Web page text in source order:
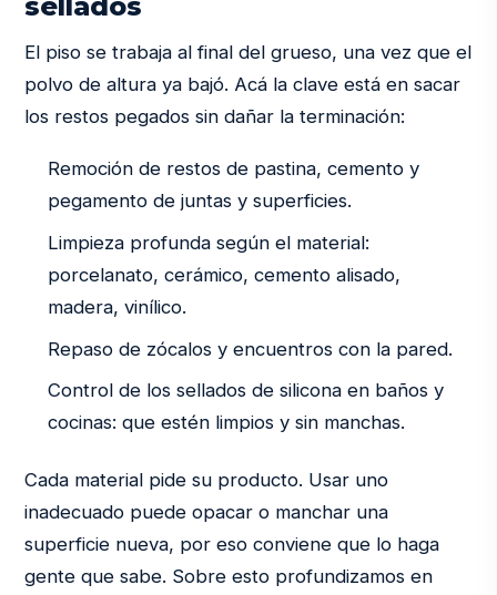
El piso se trabaja al final del grueso, una vez que el
polvo de altura ya bajó. Acá la clave está en sacar
los restos pegados sin dañar la terminación:
Remoción de restos de pastina, cemento y
pegamento de juntas y superficies.
Limpieza profunda según el material:
porcelanato, cerámico, cemento alisado,
madera, vinílico.
Repaso de zócalos y encuentros con la pared.
Control de los sellados de silicona en baños y
cocinas: que estén limpios y sin manchas.
Cada material pide su producto. Usar uno
inadecuado puede opacar o manchar una
superficie nueva, por eso conviene que lo haga
gente que sabe. Sobre esto profundizamos en